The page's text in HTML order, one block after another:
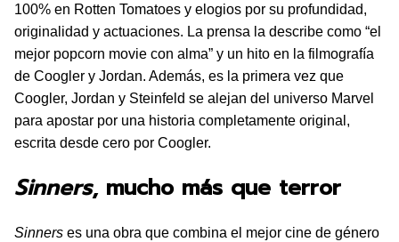
100% en Rotten Tomatoes y elogios por su profundidad,
originalidad y actuaciones. La prensa la describe como “el
mejor popcorn movie con alma” y un hito en la filmografía
de Coogler y Jordan. Además, es la primera vez que
Coogler, Jordan y Steinfeld se alejan del universo Marvel
para apostar por una historia completamente original,
escrita desde cero por Coogler.
Sinners, mucho más que terror
Sinners es una obra que combina el mejor cine de género